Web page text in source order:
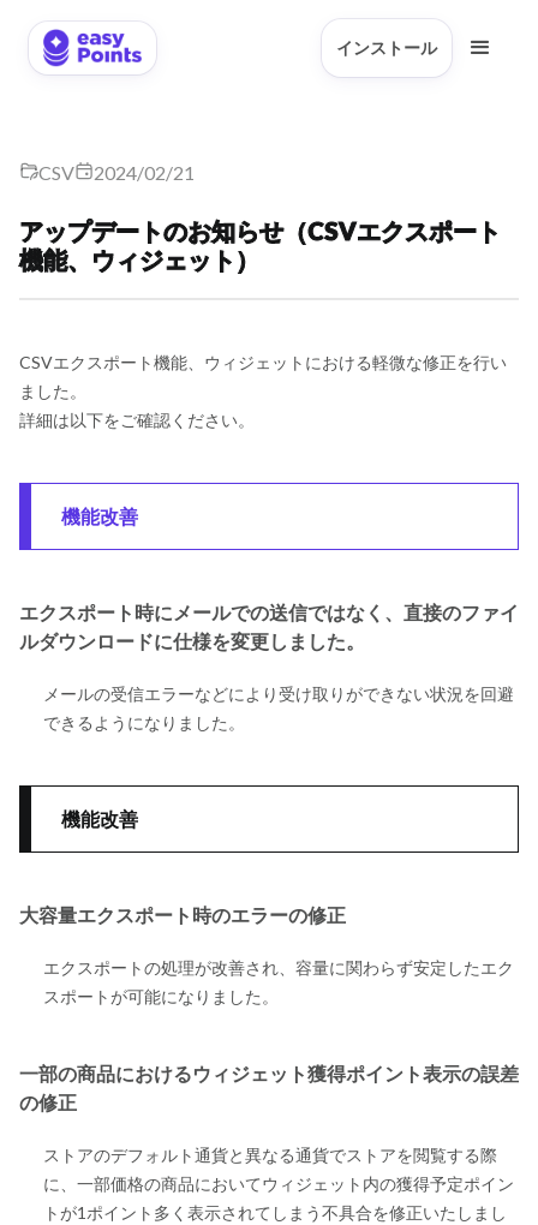
インストール
CSV 2024/02/21
アップデートのお知らせ（CSVエクスポート
機能、ウィジェット）
CSVエクスポート機能、ウィジェットにおける軽微な修正を行い
ました。
詳細は以下をご確認ください。
機能改善
エクスポート時にメールでの送信ではなく、直接のファイ
ルダウンロードに仕様を変更しました。
メールの受信エラーなどにより受け取りができない状況を回避
できるようになりました。
機能改善
大容量エクスポート時のエラーの修正
エクスポートの処理が改善され、容量に関わらず安定したエク
スポートが可能になりました。
一部の商品におけるウィジェット獲得ポイント表示の誤差
の修正
ストアのデフォルト通貨と異なる通貨でストアを閲覧する際
に、一部価格の商品においてウィジェット内の獲得予定ポイン
トが1ポイント多く表示されてしまう不具合を修正いたしまし